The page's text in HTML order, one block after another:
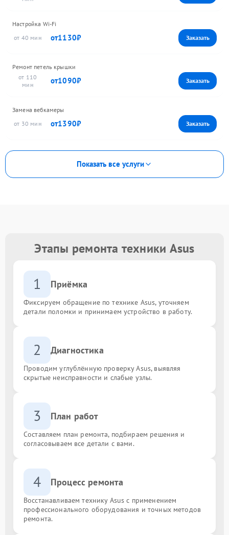
Настройка Wi-Fi
40
1130
Ремонт петель крышки
110
1090
Замена вебкамеры
30
1390
Показать все услуги
Этапы ремонта техники Asus
1 Приёмка
Фиксируем обращение по технике Asus, уточняем
детали поломки и принимаем устройство в работу.
2 Диагностика
Проводим углублённую проверку Asus, выявляя
скрытые неисправности и слабые узлы.
3 План работ
Составляем план ремонта, подбираем решения и
согласовываем все детали с вами.
4 Процесс ремонта
Восстанавливаем технику Asus с применением
профессионального оборудования и точных методов
ремонта.